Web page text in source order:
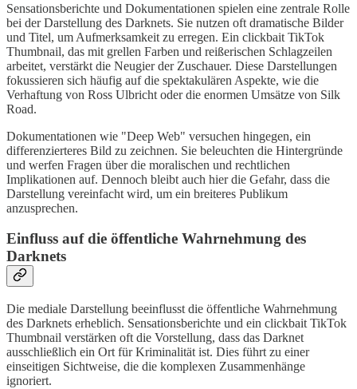
Sensationsberichte und Dokumentationen spielen eine zentrale Rolle
bei der Darstellung des Darknets. Sie nutzen oft dramatische Bilder
und Titel, um Aufmerksamkeit zu erregen. Ein clickbait TikTok
Thumbnail, das mit grellen Farben und reißerischen Schlagzeilen
arbeitet, verstärkt die Neugier der Zuschauer. Diese Darstellungen
fokussieren sich häufig auf die spektakulären Aspekte, wie die
Verhaftung von Ross Ulbricht oder die enormen Umsätze von Silk
Road.
Dokumentationen wie "Deep Web" versuchen hingegen, ein
differenzierteres Bild zu zeichnen. Sie beleuchten die Hintergründe
und werfen Fragen über die moralischen und rechtlichen
Implikationen auf. Dennoch bleibt auch hier die Gefahr, dass die
Darstellung vereinfacht wird, um ein breiteres Publikum
anzusprechen.
Einfluss auf die öffentliche Wahrnehmung des
Darknets
Die mediale Darstellung beeinflusst die öffentliche Wahrnehmung
des Darknets erheblich. Sensationsberichte und ein clickbait TikTok
Thumbnail verstärken oft die Vorstellung, dass das Darknet
ausschließlich ein Ort für Kriminalität ist. Dies führt zu einer
einseitigen Sichtweise, die die komplexen Zusammenhänge
ignoriert.